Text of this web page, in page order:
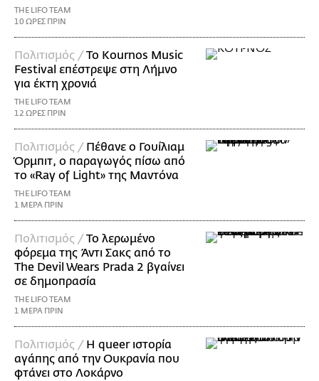
THE LIFO TEAM
10 ΩΡΕΣ ΠΡΙΝ
Πολιτισμός / Το Kournos Music
Festival επέστρεψε στη Λήμνο
για έκτη χρονιά
THE LIFO TEAM
12 ΩΡΕΣ ΠΡΙΝ
Πολιτισμός / Πέθανε ο Γουίλιαμ
Όρμπιτ, ο παραγωγός πίσω από
το «Ray of Light» της Μαντόνα
THE LIFO TEAM
1 ΜΕΡΑ ΠΡΙΝ
Πολιτισμός / Το λερωμένο
φόρεμα της Άντι Σακς από το
The Devil Wears Prada 2 βγαίνει
σε δημοπρασία
THE LIFO TEAM
1 ΜΕΡΑ ΠΡΙΝ
Πολιτισμός / Η queer ιστορία
αγάπης από την Ουκρανία που
φτάνει στο Λοκάρνο